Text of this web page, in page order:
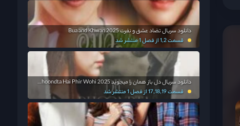
دانلود سریال تضاد عشق و نفرت Bua and Khwan 2025
قسمت 1,2 از فصل 1 منتشر شد
دانلود سریال دل باز همان را میجوید Dil Dhoondta Hai Phir Wohi 2025
قسمت 17,18,19 از فصل 1 منتشر شد